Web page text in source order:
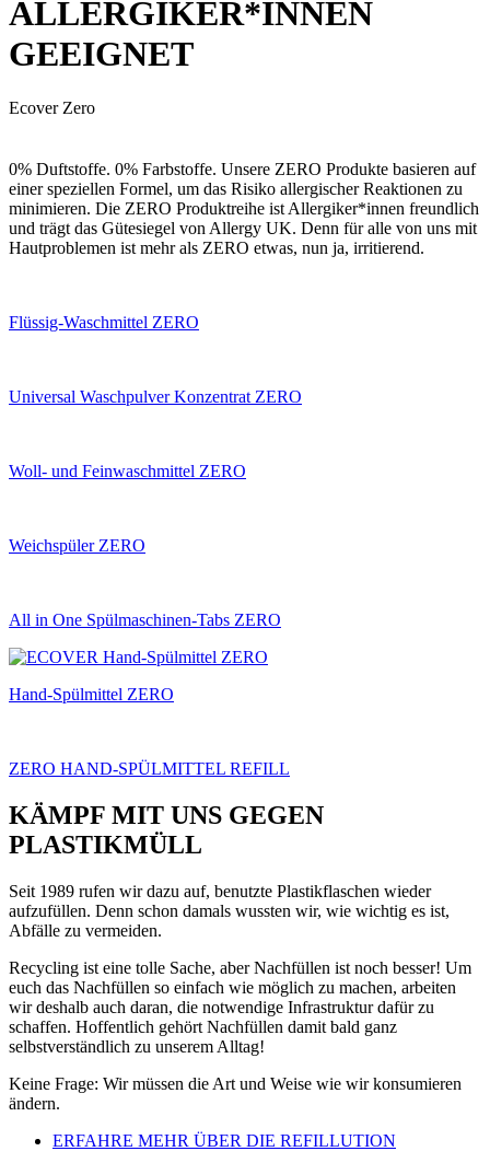
ALLERGIKER*INNEN
GEEIGNET
Ecover Zero
0% Duftstoffe. 0% Farbstoffe. Unsere ZERO Produkte basieren auf
einer speziellen Formel, um das Risiko allergischer Reaktionen zu
minimieren. Die ZERO Produktreihe ist Allergiker*innen freundlich
und trägt das Gütesiegel von Allergy UK. Denn für alle von uns mit
Hautproblemen ist mehr als ZERO etwas, nun ja, irritierend.
Flüssig-Waschmittel ZERO
Universal Waschpulver Konzentrat ZERO
Woll- und Feinwaschmittel ZERO
Weichspüler ZERO
All in One Spülmaschinen-Tabs ZERO
Hand-Spülmittel ZERO
ZERO HAND-SPÜLMITTEL REFILL
KÄMPF MIT UNS GEGEN
PLASTIKMÜLL
Seit 1989 rufen wir dazu auf, benutzte Plastikflaschen wieder
aufzufüllen. Denn schon damals wussten wir, wie wichtig es ist,
Abfälle zu vermeiden.
Recycling ist eine tolle Sache, aber Nachfüllen ist noch besser! Um
euch das Nachfüllen so einfach wie möglich zu machen, arbeiten
wir deshalb auch daran, die notwendige Infrastruktur dafür zu
schaffen. Hoffentlich gehört Nachfüllen damit bald ganz
selbstverständlich zu unserem Alltag!
Keine Frage: Wir müssen die Art und Weise wie wir konsumieren
ändern.
ERFAHRE MEHR ÜBER DIE REFILLUTION